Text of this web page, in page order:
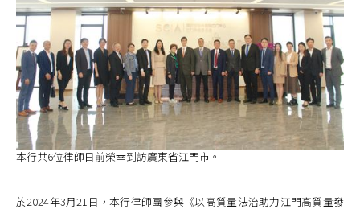
本行共6位律師日前榮幸到訪廣東省江門市。
於2024年3月21日，本行律師團參與《以高質量法治助力江門高質量發